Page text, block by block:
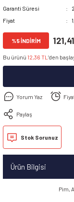
Garanti Süresi
Fiyat
%5 İNDİRİM
Bu ürünü 12,36 TL ’den
Yorum Yaz
Paylaş
Stok Sorunuz
Ürün Bilgisi
Pim,